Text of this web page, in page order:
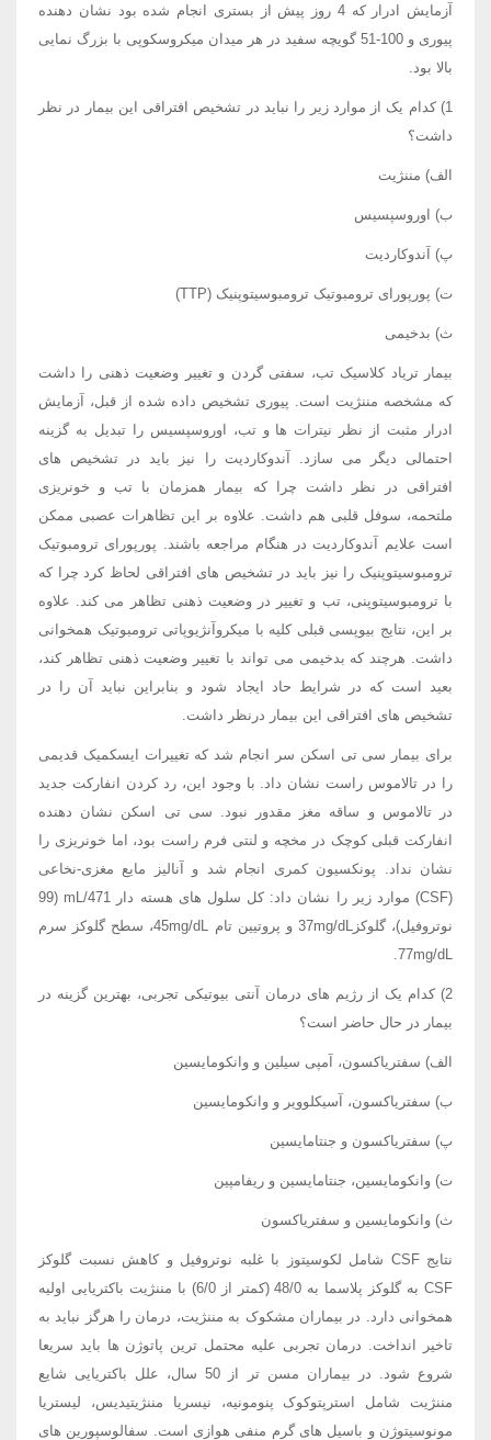
آزمایش ادرار که 4 روز پیش از بستری انجام شده بود نشان دهنده
پیوری و 100-51 گویچه سفید در هر میدان میکروسکوپی با بزرگ نمایی
بالا بود.
1) کدام یک از موارد زیر را نباید در تشخیص افتراقی این بیمار در نظر
داشت؟
الف) مننژیت
ب) اوروسپسیس
پ) آندوکاردیت
ت) پورپورای ترومبوتیک ترومبوسیتوپنیک (TTP)
ث) بدخیمی
بیمار تریاد کلاسیک تب، سفتی گردن و تغییر وضعیت ذهنی را داشت
که مشخصه مننژیت است. پیوری تشخیص داده شده از قبل، آزمایش
ادرار مثبت از نظر نیترات ها و تب، اوروسپسیس را تبدیل به گزینه
احتمالی دیگر می سازد. آندوکاردیت را نیز باید در تشخیص های
افتراقی در نظر داشت چرا که بیمار همزمان با تب و خونریزی
ملتحمه، سوفل قلبی هم داشت. علاوه بر این تظاهرات عصبی ممکن
است علایم آندوکاردیت در هنگام مراجعه باشند. پورپورای ترومبوتیک
ترومبوسیتوپنیک را نیز باید در تشخیص های افتراقی لحاظ کرد چرا که
با ترومبوسیتوپنی، تب و تغییر در وضعیت ذهنی تظاهر می کند. علاوه
بر این، نتایج بیوپسی قبلی کلیه با میکروآنژیوپاتی ترومبوتیک همخوانی
داشت. هرچند که بدخیمی می تواند با تغییر وضعیت ذهنی تظاهر کند،
بعید است که در شرایط حاد ایجاد شود و بنابراین نباید آن را در
تشخیص های افتراقی این بیمار درنظر داشت.
برای بیمار سی تی اسکن سر انجام شد که تغییرات ایسکمیک قدیمی
را در تالاموس راست نشان داد. با وجود این، رد کردن انفارکت جدید
در تالاموس و ساقه مغز مقدور نبود. سی تی اسکن نشان دهنده
انفارکت قبلی کوچک در مخچه و لنتی فرم راست بود، اما خونریزی را
نشان نداد. پونکسیون کمری انجام شد و آنالیز مایع مغزی-نخاعی
(CSF) موارد زیر را نشان داد: کل سلول های هسته دار mL/471 (99
نوتروفیل)، گلوکز37mg/dL و پروتیین تام 45mg/dL، سطح گلوکز سرم
77mg/dL.
2) کدام یک از رژیم های درمان آنتی بیوتیکی تجربی، بهترین گزینه در
بیمار در حال حاضر است؟
الف) سفتریاکسون، آمپی سیلین و وانکومایسین
ب) سفتریاکسون، آسیکلوویر و وانکومایسین
پ) سفتریاکسون و جنتامایسین
ت) وانکومایسین، جنتامایسین و ریفامپین
ث) وانکومایسین و سفتریاکسون
نتایج CSF شامل لکوسیتوز با غلبه نوتروفیل و کاهش نسبت گلوکز
CSF به گلوکز پلاسما به 48/0 (کمتر از 6/0) با مننژیت باکتریایی اولیه
همخوانی دارد. در بیماران مشکوک به مننژیت، درمان را هرگز نباید به
تاخیر انداخت. درمان تجربی علیه محتمل ترین پاتوژن ها باید سریعا
شروع شود. در بیماران مسن تر از 50 سال، علل باکتریایی شایع
مننژیت شامل استرپتوکوک پنومونیه، نیسریا مننژیتیدیس، لیستریا
مونوسیتوژن و باسیل های گرم منفی هوازی است. سفالوسپورین های